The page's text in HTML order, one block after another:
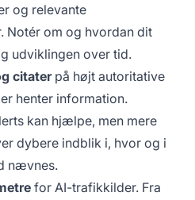
og relevante
Notér om og hvordan dit
udviklingen over tid.
citaterpå højt autoritative
henter information.
kan hjælpe, men mere
dybere indblik i, hvor og i
nævnes.
for AI-trafikkilder. Fra